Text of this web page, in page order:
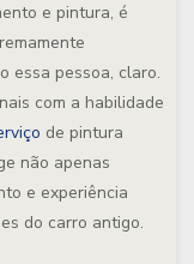
e pintura, é
essa pessoa, claro.
com a habilidade
de pintura
não apenas
e experiência
do carro antigo.